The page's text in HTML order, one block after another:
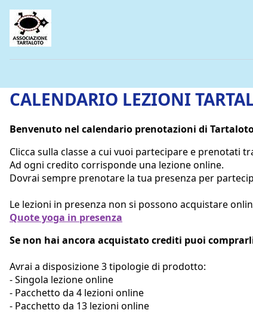
CALENDARIO LEZIONI
Benvenuto nel calendario prenotazioni di
Clicca sulla classe a cui vuoi partecipare e prenotati
Ad ogni credito corrisponde una lezione online.
Dovrai sempre prenotare la tua presenza per
Le lezioni in presenza non si possono acquistare
Quote yoga in presenza
Se non hai ancora acquistato crediti puoi
Avrai a disposizione 3 tipologie di prodotto:
- Singola lezione online
- Pacchetto da 4 lezioni online
- Pacchetto da 13 lezioni online